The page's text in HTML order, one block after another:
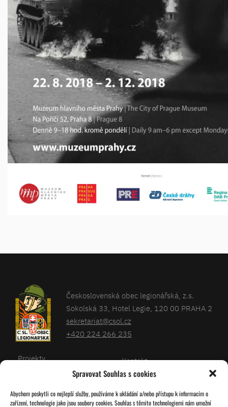
Spravovat Souhlas s cookies
Abychom poskytli co nejlepší služby, používáme k ukládání a/nebo přístupu k informacím o
zařízení, technologie jako jsou soubory cookies. Souhlas s těmito technologiemi nám umožní
Československá obec legionářská, z.s.
Sokolská 33, Hotel Legie, 120 00 PRAHA 2
sekretariat@csol.cz
+420 224 266 235
Projekty
Kalendář
Kontakt
Databáze legionářů
Pro členy